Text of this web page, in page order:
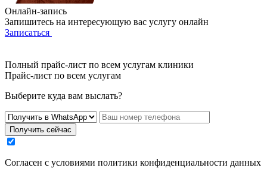
Онлайн-запись
Запишитесь на интересующую вас услугу онлайн
Записаться
Полный прайс-лист по всем услугам клиники
Прайс-лист по всем услугам
Выберите куда вам выслать?
Получить сейчас
Cогласен с условиями политики конфиденциальности данных